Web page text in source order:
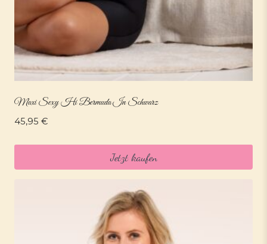
Maxi Sexy Hi Bermuda In Schwarz
45,95 €
Jetzt kaufen